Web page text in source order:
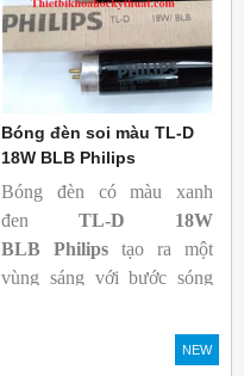
Bóng đèn soi màu TL-D
18W BLB Philips
Bóng đèn có màu xanh
đen TL-D 18W
BLB
Philips tạo ra một
vùng sáng với bước sóng
sắc trực quan. Giúp người
dùng có thể phát hiện và
NEW